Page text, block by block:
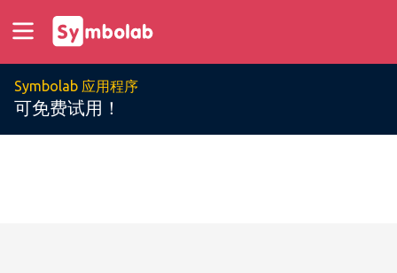
Symbolab 应用程序
可免费试用！